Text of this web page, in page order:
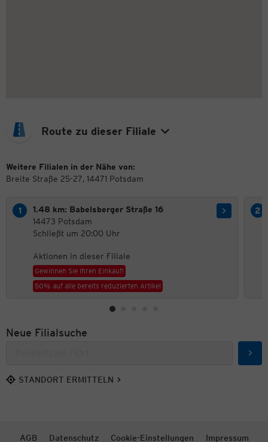
Route zu dieser Filiale
Weitere Filialen in der Nähe von:
Breite Straße 25-27, 14471 Potsdam
1.48 km: Babelsberger Straße 16
14473 Potsdam
Schließt um 20:00 Uhr
Aktionen in dieser Filiale
Gewinnen Sie Ihren Einkauf!
50% auf alle bereits reduzierten Artikel
Neue Filialsuche
STANDORT ERMITTELN
AGB Datenschutz Cookie-Einstellungen Impressum